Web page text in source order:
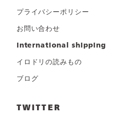
プライバシーポリシー
お問い合わせ
international shipping
イロドリの読みもの
ブログ
TWITTER